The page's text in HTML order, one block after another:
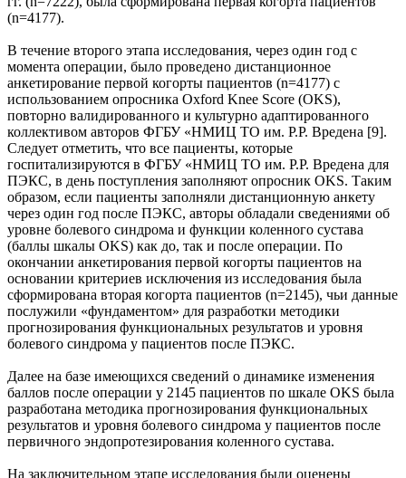
(n=4177).
В течение второго этапа исследования, через один год с
момента операции, было проведено дистанционное
анкетирование первой когорты пациентов (n=4177) с
использованием опросника Oxford Knee Score (OKS),
повторно валидированного и культурно адаптированного
коллективом авторов ФГБУ «НМИЦ ТО им. Р.Р. Вредена [9].
Следует отметить, что все пациенты, которые
госпитализируются в ФГБУ «НМИЦ ТО им. Р.Р. Вредена для
ПЭКС, в день поступления заполняют опросник OKS. Таким
образом, если пациенты заполняли дистанционную анкету
через один год после ПЭКС, авторы обладали сведениями об
уровне болевого синдрома и функции коленного сустава
(баллы шкалы OKS) как до, так и после операции. По
окончании анкетирования первой когорты пациентов на
основании критериев исключения из исследования была
сформирована вторая когорта пациентов (n=2145), чьи данные
послужили «фундаментом» для разработки методики
прогнозирования функциональных результатов и уровня
болевого синдрома у пациентов после ПЭКС.
Далее на базе имеющихся сведений о динамике изменения
баллов после операции у 2145 пациентов по шкале OKS была
разработана методика прогнозирования функциональных
результатов и уровня болевого синдрома у пациентов после
первичного эндопротезирования коленного сустава.
На заключительном этапе исследования были оценены